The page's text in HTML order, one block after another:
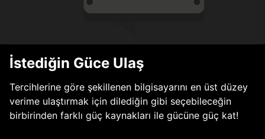
İstediğin Güce Ulaş
Tercihlerine göre şekillenen bilgisayarını en üst düzey
verime ulaştırmak için dilediğin gibi seçebileceğin
birbirinden farklı güç kaynakları ile gücüne güç kat!